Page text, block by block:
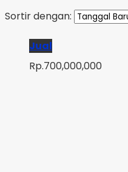
Sortir dengan:
Jual
Rp.700,000,000